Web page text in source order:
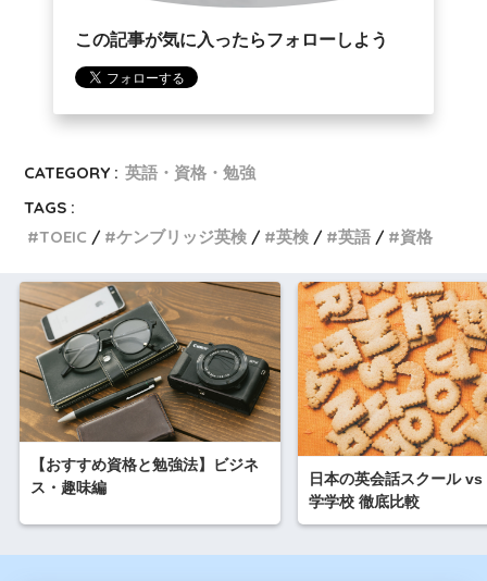
この記事が気に入ったらフォローしよう
CATEGORY : 英語・資格・勉強
TAGS :
TOEIC
ケンブリッジ英検 英検 英語 資格
【おすすめ資格と勉強法】ビジネ
ス・趣味編
日本の英会話スクール
学学校 徹底比較